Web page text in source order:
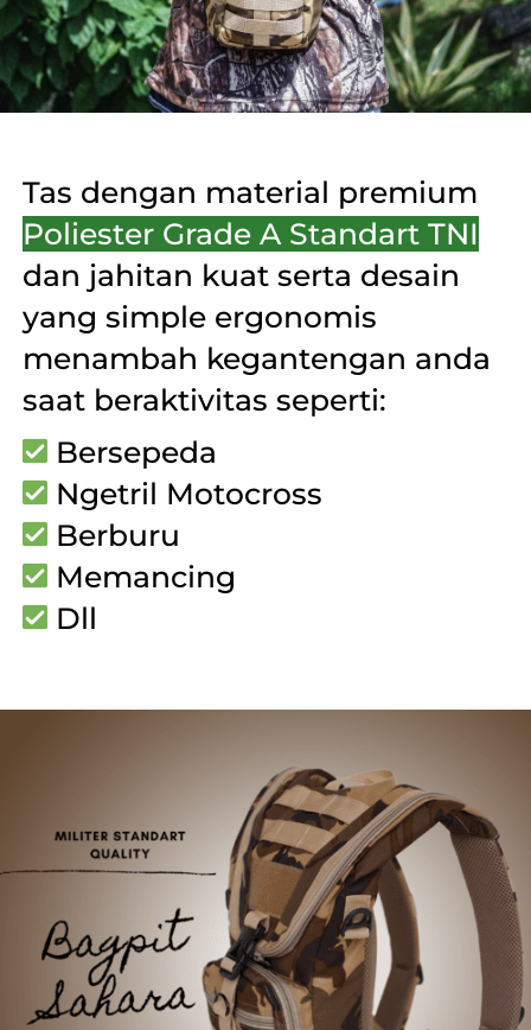
Poliester Grade A Standart TNI
dan jahitan kuat serta desain
yang simple ergonomis
menambah kegantengan anda
saat beraktivitas seperti:
Bersepeda
Ngetril Motocross
Berburu
Memancing
Dll